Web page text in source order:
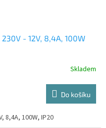
- 12V, 8,4A, 100W
Skladem
Do košíku
8,4A, 100W, IP20